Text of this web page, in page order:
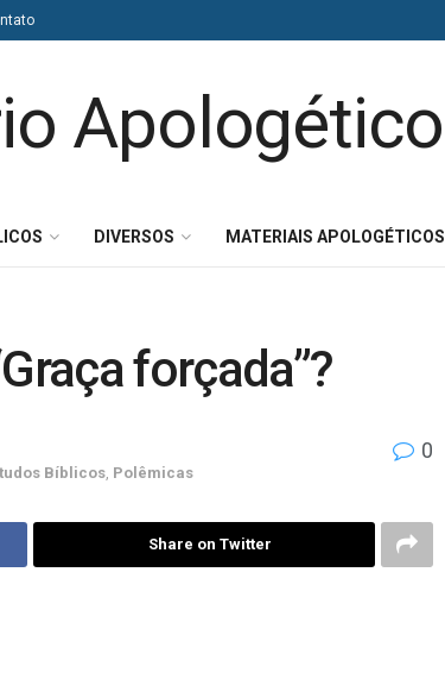
DIVERSOS MATERIAIS APOLOGÉTICOS
forçada”?
Bíblicos Polêmicas
0
Share on Twitter